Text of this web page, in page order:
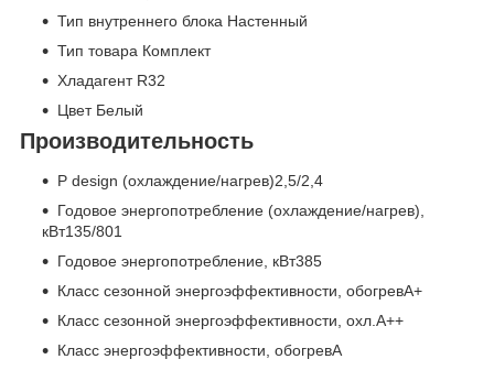
Тип внутреннего блока Настенный
Тип товара Комплект
Хладагент R32
Цвет Белый
Производительность
P design (охлаждение/нагрев)2,5/2,4
Годовое энергопотребление (охлаждение/нагрев),
кВт135/801
Годовое энергопотребление, кВт385
Класс сезонной энергоэффективности, обогревA+
Класс сезонной энергоэффективности, охл.A++
Класс энергоэффективности, обогревA